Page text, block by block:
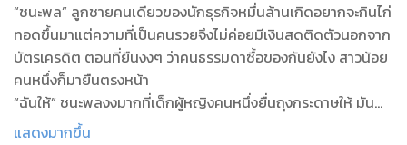
“ชนะพล” ลูกชายคนเดียวของนักธุรกิจหมื่นล้านเกิดอยากจะกินไก่
ทอดขึ้นมาแต่ความที่เป็นคนรวยจึงไม่ค่อยมีเงินสดติดตัวนอกจาก
บัตรเครดิต ตอนที่ยืนงงๆ ว่าคนธรรมดาซื้อของกันยังไง สาวน้อย
คนหนึ่งก็มายืนตรงหน้า
“ฉันให้” ชนะพลงงมากที่เด็กผู้หญิงคนหนึ่งยื่นถุงกระดาษให้ มัน
ต้องเป็นไก่ทอดร้านนี้แน่ๆ เพราะถุงมีโลโก้แบบเดียวกัน
แสดงมากขึ้น